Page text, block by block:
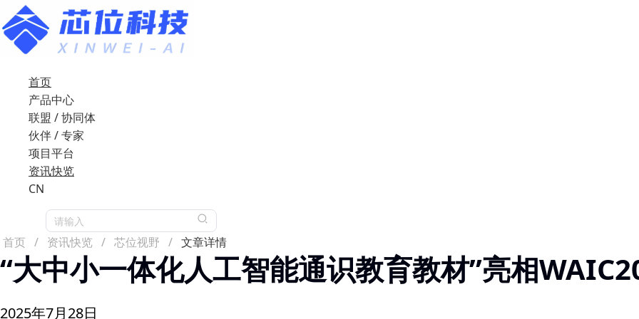
首页
产品中心
联盟 / 协同体
伙伴 / 专家
项目平台
资讯快览
CN
请输入
首页 / 资讯快览 / 芯位视野 / 文章详情
“大中小一体化人工智能通识教育教材”亮相
2025年7月28日